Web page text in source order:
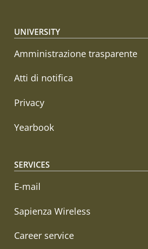
Footer menu
UNIVERSITY
Amministrazione trasparente
Atti di notifica
Privacy
Yearbook
SERVICES
E-mail
Sapienza Wireless
Career service